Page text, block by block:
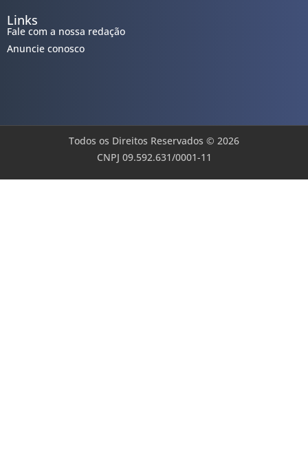
Links
Fale com a nossa redação
Anuncie conosco
Todos os Direitos Reservados © 2026
CNPJ 09.592.631/0001-11